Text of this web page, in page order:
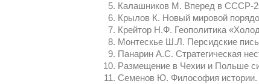
Калашников М. Вперед в СССР-
Крылов К. Новый мировой
Крейтор Н.Ф. Геополитика
Монтескье Ш.Л. Персидские
Панарин А.С. Стратегическая
Размещение в Чехии и Польше
Семенов Ю. Философия